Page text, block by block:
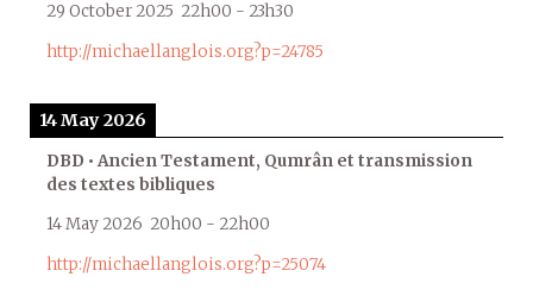
29 October 2025 22h00 - 23h30
http://michaellanglois.org?p=24785
14 May 2026
DBD • Ancien Testament, Qumrân et transmission
des textes bibliques
14 May 2026 20h00 - 22h00
http://michaellanglois.org?p=25074